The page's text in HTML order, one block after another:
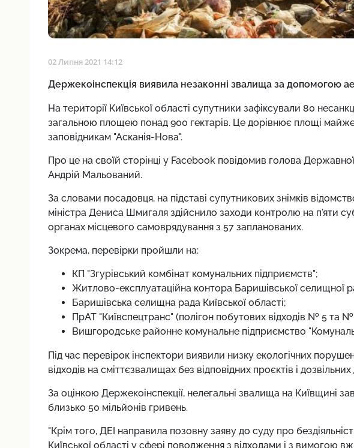
02 Липня 2021 14:12
Держекоінспекція виявила незаконні звалища за допомогою
На території Київської області супутники зафіксували 80
загальною площею понад 900 гектарів. Це дорівнює площі
заповідникам "Асканія-Нова".
Про це на своїй сторінці у Facebook повідомив голова Державної
Андрій Мальований.
За словами посадовця, на підставі супутникових знімків
міністра Дениса Шмигаля здійснило заходи контролю на п'яти
органах місцевого самоврядування з 57 запланованих.
Зокрема, перевірки пройшли на:
КП "Згурівський комбінат комунальних підприємств";
Житлово-експлуатаційна контора Баришівської селищної
Баришівська селищна рада Київської області;
ПрАТ "Київспецтранс" (полігон побутових відходів № 5 та
Вишгородське районне комунальне підприємство
Під час перевірок інспектори виявили низку екологічних
відходів на сміттєзвалищах без відповідних проєктів і
За оцінкою Держекоінспекції, нелегальні звалища на Київщині
близько 50 мільйонів гривень.
"Крім того, ДЕІ направила позовну заяву до суду про
Київської області у сфері поводження з відходами і з вимогою